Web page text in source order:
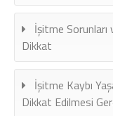
İşitme Sorunları
Dikkat
İşitme Kaybı
Dikkat Edilmesi